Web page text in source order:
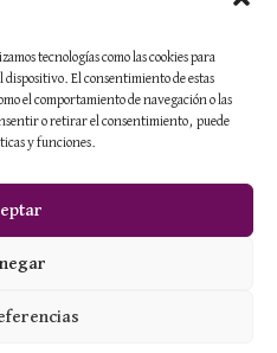
tecnologías como las cookies para
El consentimiento de estas
el comportamiento de navegación o las
o retirar el consentimiento, puede
y funciones.